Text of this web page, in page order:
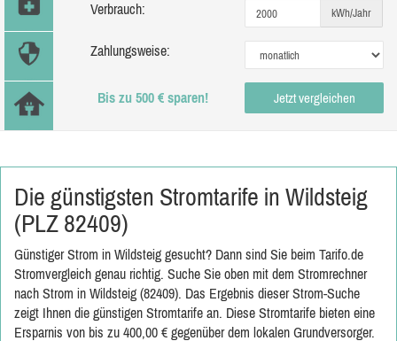
Verbrauch: kWh/Jahr
Zahlungsweise:
Bis zu 500 € sparen! Jetzt vergleichen
Die günstigsten Stromtarife in Wildsteig
(PLZ 82409)
Günstiger Strom in Wildsteig gesucht? Dann sind Sie beim Tarifo.de
Stromvergleich genau richtig. Suche Sie oben mit dem Stromrechner
nach Strom in Wildsteig (82409). Das Ergebnis dieser Strom-Suche
zeigt Ihnen die günstigen Stromtarife an. Diese Stromtarife bieten eine
Ersparnis von bis zu 400,00 € gegenüber dem lokalen Grundversorger.